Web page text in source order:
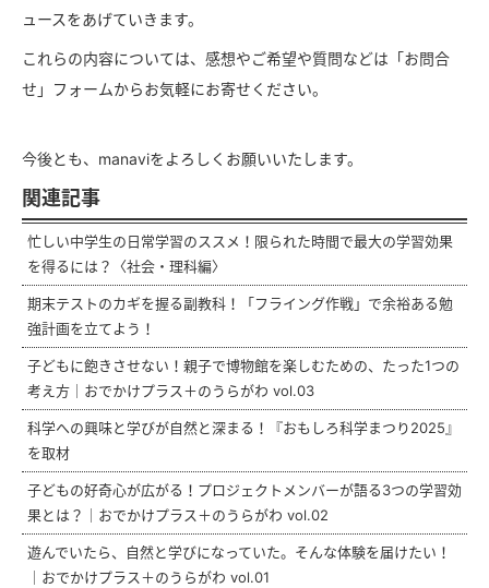
ュースをあげていきます。
これらの内容については、感想やご希望や質問などは「お問合
せ」フォームからお気軽にお寄せください。
今後とも、manaviをよろしくお願いいたします。
関連記事
忙しい中学生の日常学習のススメ！限られた時間で最大の学習効果
を得るには？〈社会・理科編〉
期末テストのカギを握る副教科！「フライング作戦」で余裕ある勉
強計画を立てよう！
子どもに飽きさせない！親子で博物館を楽しむための、たった1つの
考え方｜おでかけプラス＋のうらがわ vol.03
科学への興味と学びが自然と深まる！『おもしろ科学まつり2025』
を取材
子どもの好奇心が広がる！プロジェクトメンバーが語る3つの学習効
果とは？｜おでかけプラス＋のうらがわ vol.02
遊んでいたら、自然と学びになっていた。そんな体験を届けたい！
｜おでかけプラス＋のうらがわ vol.01